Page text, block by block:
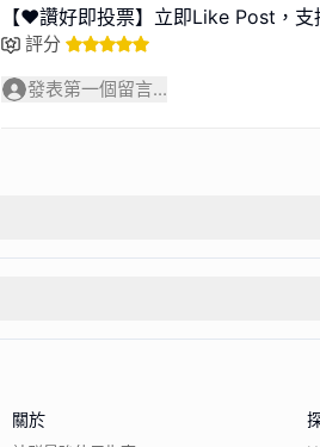
【❤️讚好即投票】立即Like Post，
評分
發表第一個留言...
關於